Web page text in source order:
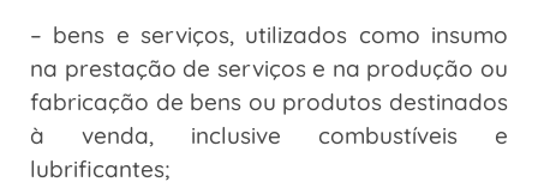
– bens e serviços, utilizados como insumo
na prestação de serviços e na produção ou
fabricação de bens ou produtos destinados
à venda, inclusive combustíveis e
lubrificantes;